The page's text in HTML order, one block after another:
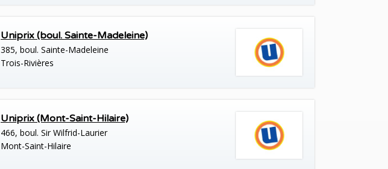
Uniprix (boul. Sainte-Madeleine)
385, boul. Sainte-Madeleine
Trois-Rivières
Uniprix (Mont-Saint-Hilaire)
466, boul. Sir Wilfrid-Laurier
Mont-Saint-Hilaire